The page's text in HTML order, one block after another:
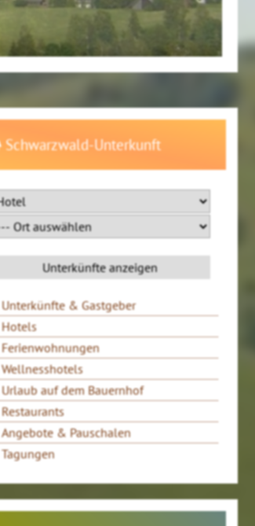
Schwarzwald-Unterkunft
Unterkünfte & Gastgeber
Hotels
Ferienwohnungen
Wellnesshotels
Urlaub auf dem Bauernhof
Restaurants
Angebote & Pauschalen
Tagungen